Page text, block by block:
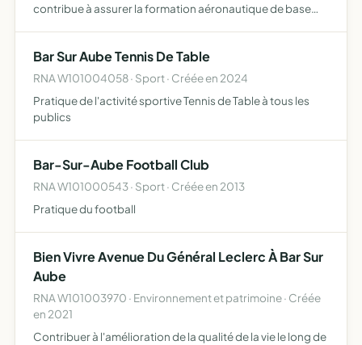
contribue à assurer la formation aéronautique de base
aéromodélistes …
Bar Sur Aube Tennis De Table
RNA W101004058 · Sport · Créée en 2024
Pratique de l'activité sportive Tennis de Table à tous les
publics
Bar-Sur-Aube Football Club
RNA W101000543 · Sport · Créée en 2013
Pratique du football
Bien Vivre Avenue Du Général Leclerc À Bar Sur
Aube
RNA W101003970 · Environnement et patrimoine · Créée
en 2021
Contribuer à l'amélioration de la qualité de la vie le long de